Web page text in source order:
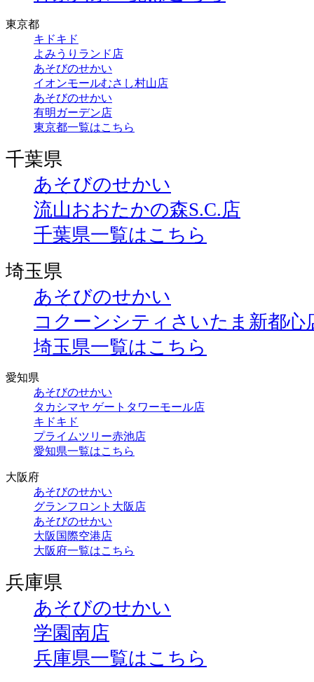
東京都
キドキド
よみうりランド店
あそびのせかい
イオンモールむさし村山店
あそびのせかい
有明ガーデン店
東京都一覧はこちら
千葉県
あそびのせかい
流山おおたかの森S.C.店
千葉県一覧はこちら
埼玉県
あそびのせかい
コクーンシティさいたま新都心
埼玉県一覧はこちら
愛知県
あそびのせかい
タカシマヤ ゲートタワーモール店
キドキド
プライムツリー赤池店
愛知県一覧はこちら
大阪府
あそびのせかい
グランフロント大阪店
あそびのせかい
大阪国際空港店
大阪府一覧はこちら
兵庫県
あそびのせかい
学園南店
兵庫県一覧はこちら